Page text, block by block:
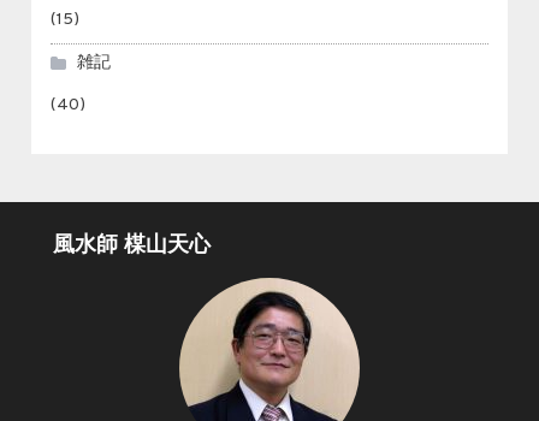
(15)
雑記
(40)
風水師 楳山天心